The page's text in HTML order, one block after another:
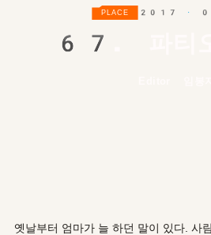
PLACE 2017 ·
67.
옛날부터 엄마가 늘 하던 말이 있다. 사